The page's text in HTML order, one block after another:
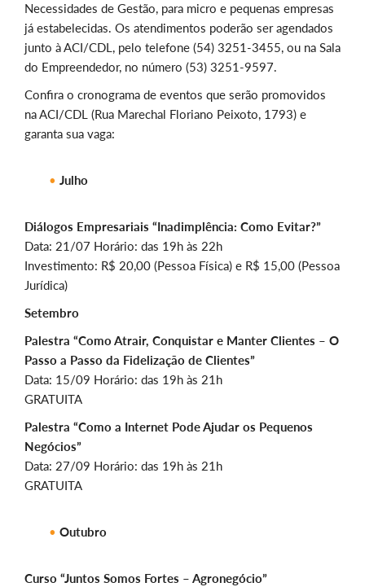
Necessidades de Gestão, para micro e pequenas empresas
já estabelecidas. Os atendimentos poderão ser agendados
junto à ACI/CDL, pelo telefone (54) 3251-3455, ou na Sala
do Empreendedor, no número (53) 3251-9597.
Confira o cronograma de eventos que serão promovidos
na ACI/CDL (Rua Marechal Floriano Peixoto, 1793) e
garanta sua vaga:
Julho
Diálogos Empresariais “Inadimplência: Como Evitar?”
Data: 21/07 Horário: das 19h às 22h
Investimento: R$ 20,00 (Pessoa Física) e R$ 15,00 (Pessoa
Jurídica)
Setembro
Palestra “Como Atrair, Conquistar e Manter Clientes – O
Passo a Passo da Fidelização de Clientes”
Data: 15/09 Horário: das 19h às 21h
GRATUITA
Palestra “Como a Internet Pode Ajudar os Pequenos
Negócios”
Data: 27/09 Horário: das 19h às 21h
GRATUITA
Outubro
Curso “Juntos Somos Fortes – Agronegócio”